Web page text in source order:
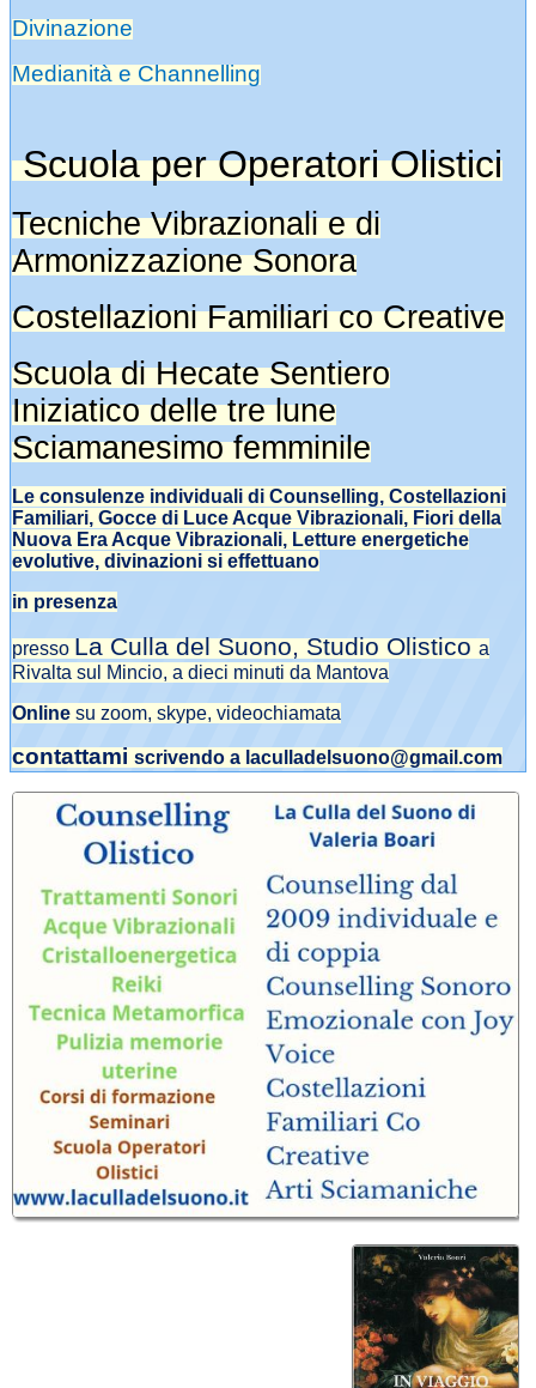
Divinazione
Medianità e Channelling
Scuola per Operatori Olistici
Tecniche Vibrazionali e di
Armonizzazione Sonora
Costellazioni Familiari co Creative
Scuola di Hecate Sentiero
Iniziatico delle tre lune
Sciamanesimo femminile
Le consulenze individuali di Counselling, Costellazioni
Familiari, Gocce di Luce Acque Vibrazionali, Fiori della
Nuova Era Acque Vibrazionali, Letture energetiche
evolutive, divinazioni si effettuano
in presenza
presso La Culla del Suono, Studio Olisticoa
Rivalta sul Mincio, a dieci minuti da Mantova
Online su zoom, skype, videochiamata
contattami scrivendo a laculladelsuono@gmail.com